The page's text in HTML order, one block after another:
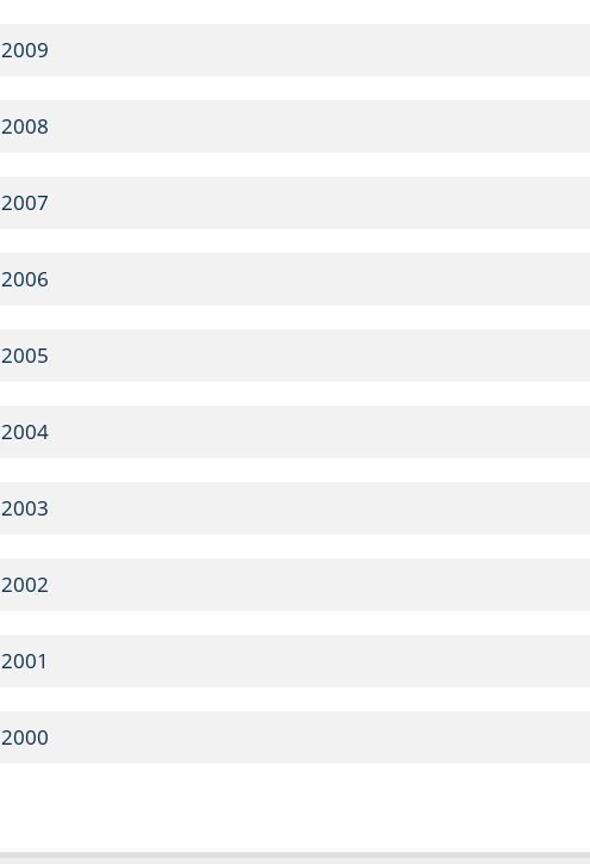
2009
2008
2007
2006
2005
2004
2003
2002
2001
2000